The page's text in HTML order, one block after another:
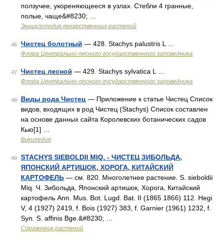
ползучее, укореняющееся в узлах. Стебли 4 гранные,
полые, чаще&#8230; …
Энциклопедия лекарственных растений
46 Чистец болотный — 428. Stachys palustris L …
Флора Центрально-лесного государственного заповедника
47 Чистец лесной — 429. Stachys sylvatica L …
Флора Центрально-лесного государственного заповедника
48 Виды рода Чистец — Приложение к статье Чистец Список
видов, входящих в род Чистец (Stachys) Список составлен
на основе данных сайта Королевских ботанических садов
Кью[1] …
Википедия
49
STACHYS SIEBOLDII MIQ. - ЧИСТЕЦ ЗИБОЛЬДА,
ЯПОНСКИЙ АРТИШОК, ХОРОГА, КИТАЙСКИЙ
КАРТОФЕЛЬ — см. 820. Многолетнее растение. S. sieboldii
Miq. Ч. Зибольда, Японский артишок, Хорога, Китайский
картофель Ann. Mus. Bot. Lugd. Bat. II (1865 1866) 112. Hegi
V, 4 (1927) 2419, f. Bois (1927) 383, f. Garnier (1961) 1232, f.
Syn. S. affinis Bge.&#8230; …
Справочник растений